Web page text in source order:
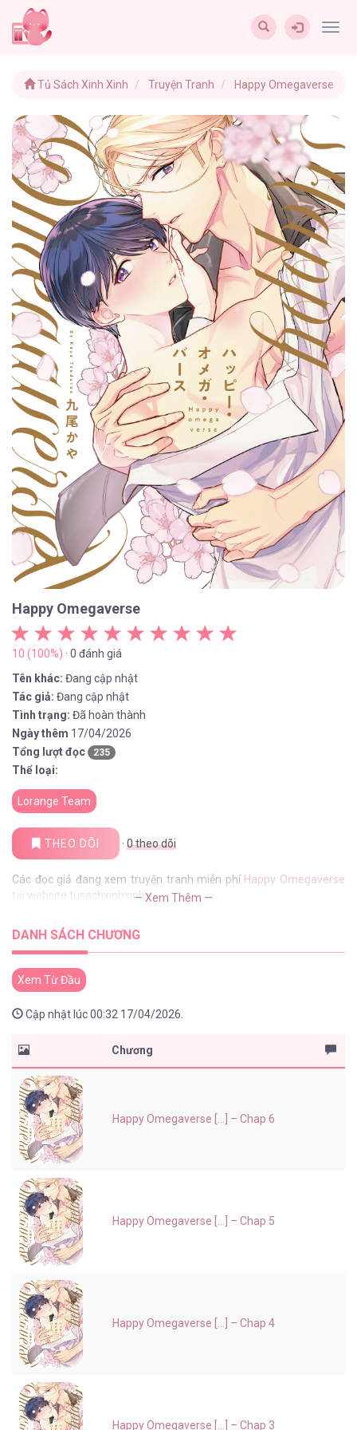
Tủ Sách Xinh Xinh Truyện Tranh Happy Omegaverse
Happy Omegaverse
10 (100%) · 0 đánh giá
Tên khác: Đang cập nhật
Tác giả: Đang cập nhật
Tình trạng: Đã hoàn thành
Ngày thêm 17/04/2026
Tổng lượt đọc
235
Thể loại:
Lorange Team
THEO DÕI · 0theo dõi
Các đọc giả đang xem truyện tranh miễn phí Happy Omegaverse
tại website tusachxinhxinh— Xem Thêm —
DANH SÁCH CHƯƠNG
Xem Từ Đầu
Cập nhật lúc 00:32 17/04/2026.
Chương
Happy Omegaverse [...] – Chap 6
Happy Omegaverse [...] – Chap 5
Happy Omegaverse [...] – Chap 4
Happy Omegaverse [...] – Chap 3